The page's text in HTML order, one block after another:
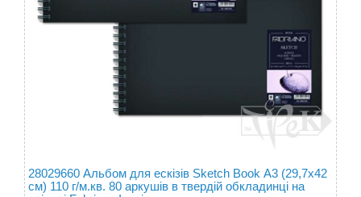
28029660 Альбом для ескізів Sketch Book А3 (29,7х42
см) 110 г/м.кв. 80 аркушів в твердій обкладинці на